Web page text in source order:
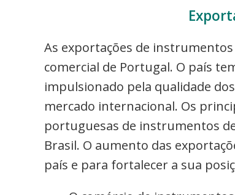
As exportações de
comercial de Portugal. O país
impulsionado pela qualidade
mercado internacional. Os
portuguesas de instrumentos
Brasil. O aumento das
país e para fortalecer a sua